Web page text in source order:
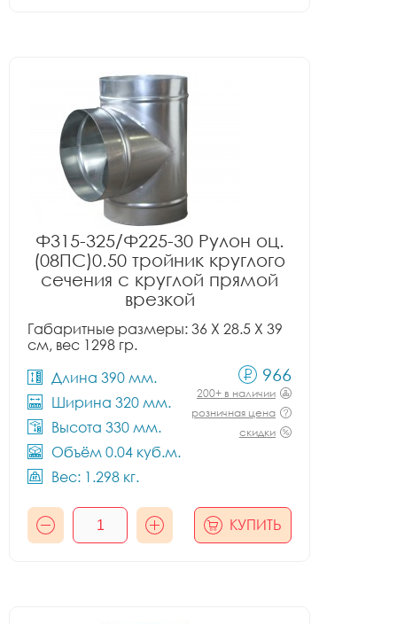
Ф315-325/Ф225-30 Рулон оц.
(08ПС)0.50 тройник круглого
сечения с круглой прямой
врезкой
Габаритные размеры: 36 X 28.5 X 39
см, вес 1298 гр.
Длина 390 мм.
Ширина 320 мм.
Высота 330 мм.
Объём 0.04 куб.м.
Вес: 1.298 кг.
966
200+ в наличии
розничная цена
скидки
КУПИТЬ